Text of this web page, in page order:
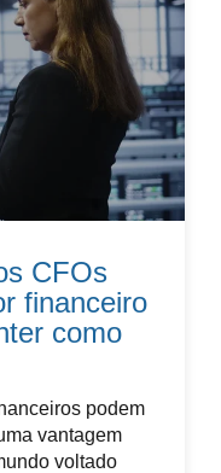
CFOs
financeiro
como
podem
vantagem
voltado